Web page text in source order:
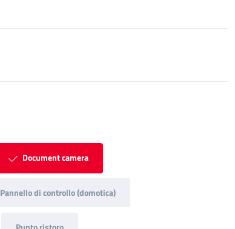
Document camera
Pannello di controllo (domotica)